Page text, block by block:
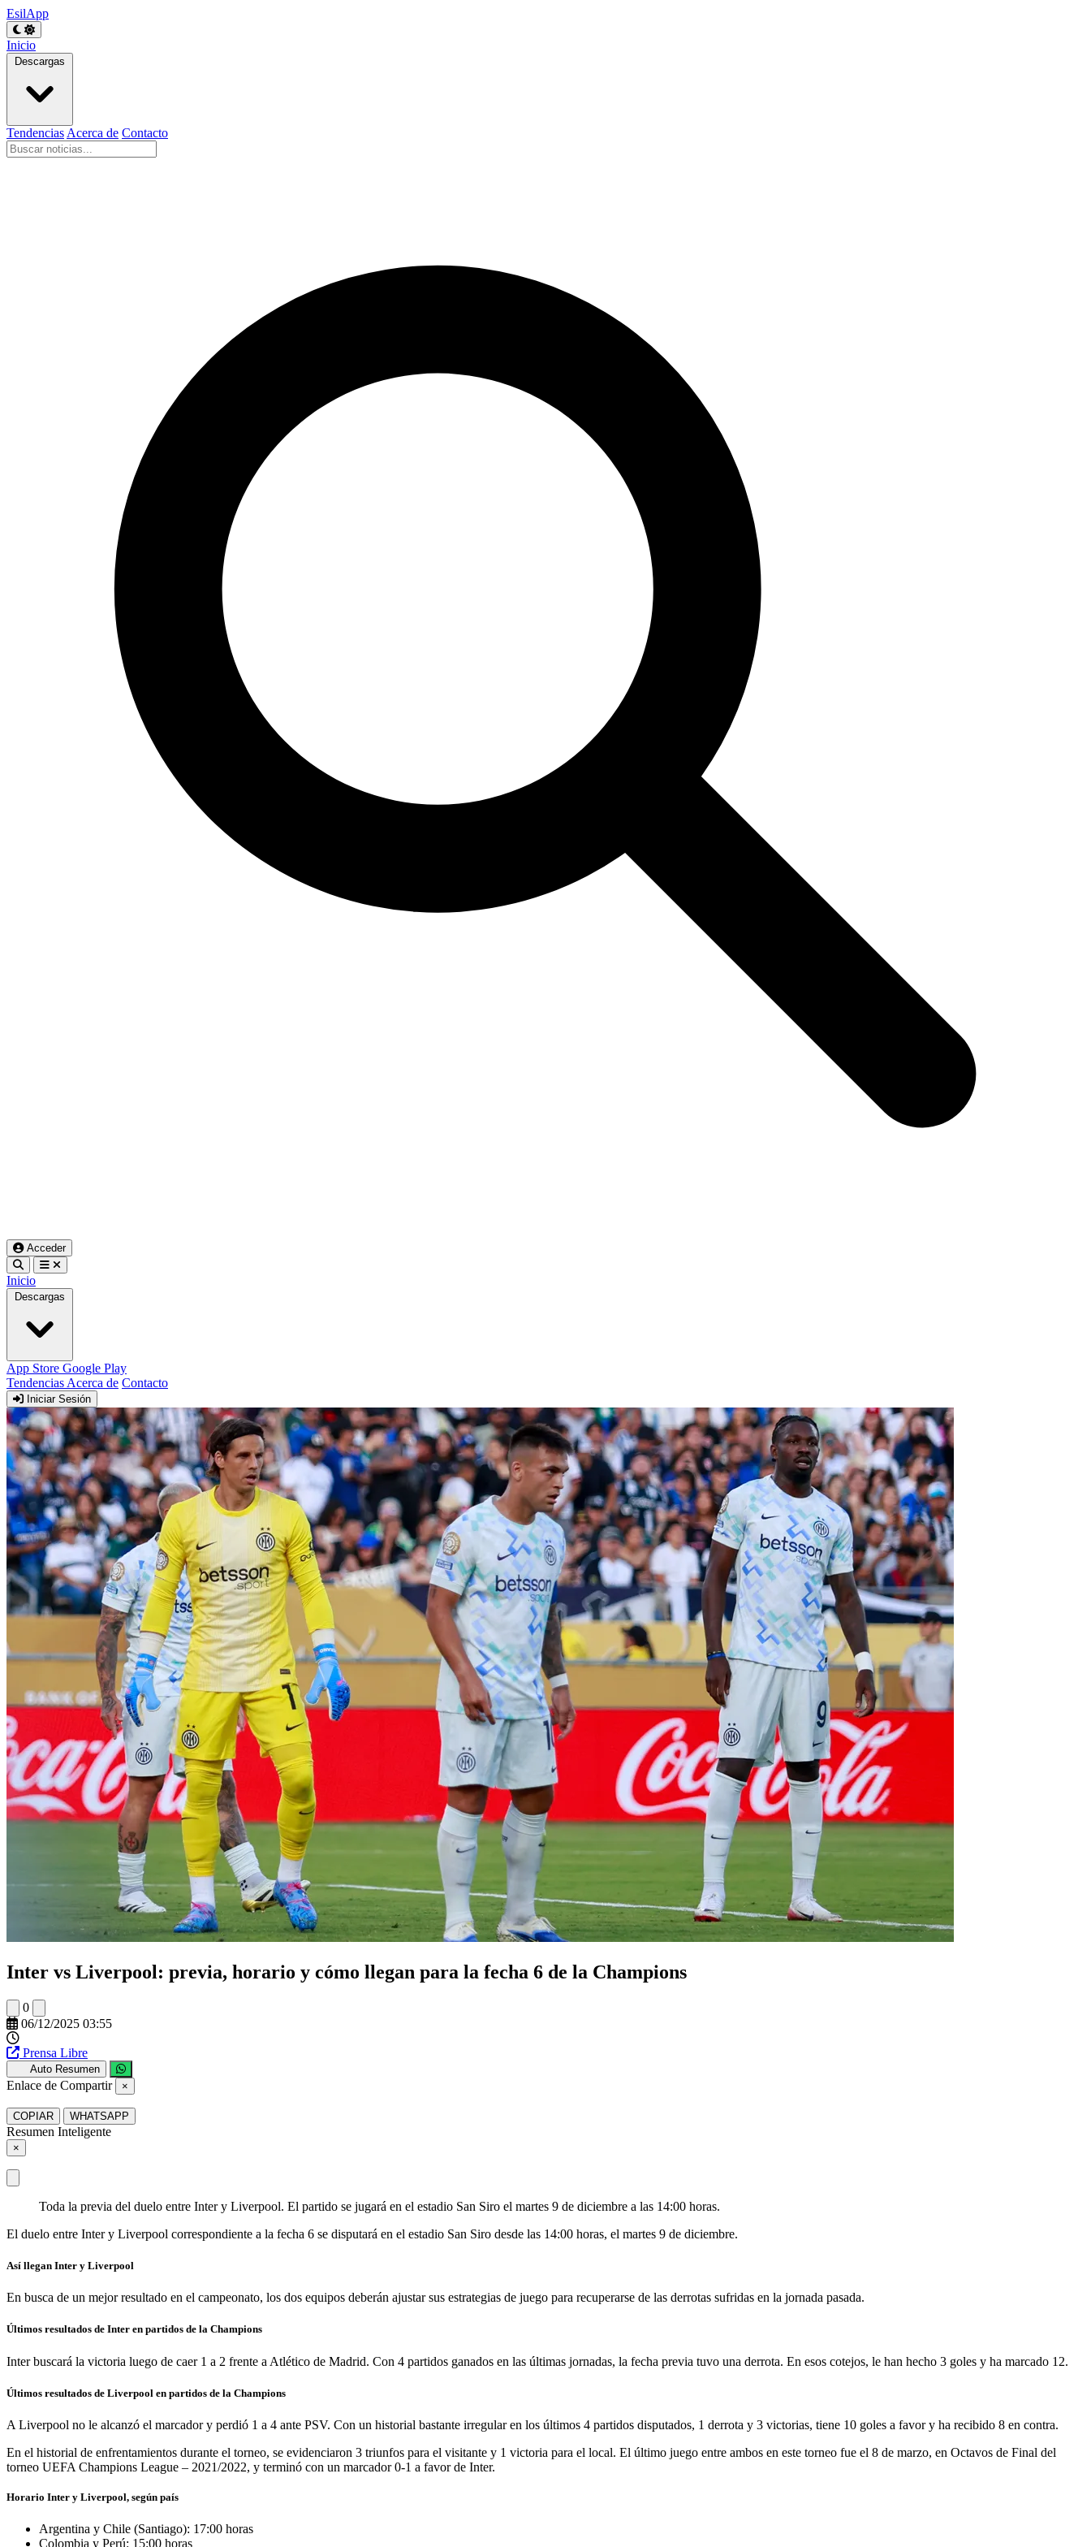
EsilApp
Inicio
Descargas
Tendencias Acerca de Contacto
Acceder
Inicio
Descargas
App Store Google Play
Tendencias Acerca de Contacto
Iniciar Sesión
Inter vs Liverpool: previa, horario y cómo llegan para la fecha 6 de la Champions
0
06/12/2025 03:55
Prensa Libre
Auto Resumen
Enlace de Compartir ×
COPIAR WHATSAPP
Resumen Inteligente
×
Toda la previa del duelo entre Inter y Liverpool. El partido se jugará en el estadio San Siro el martes 9 de diciembre a las 14:00 horas.
El duelo entre Inter y Liverpool correspondiente a la fecha 6 se disputará en el estadio San Siro desde las 14:00 horas, el martes 9 de diciembre.
Así llegan Inter y Liverpool
En busca de un mejor resultado en el campeonato, los dos equipos deberán ajustar sus estrategias de juego para recuperarse de las derrotas sufridas en la jornada pasada.
Últimos resultados de Inter en partidos de la Champions
Inter buscará la victoria luego de caer 1 a 2 frente a Atlético de Madrid. Con 4 partidos ganados en las últimas jornadas, la fecha previa tuvo una derrota. En esos cotejos, le han hecho 3 goles y ha marcado 12.
Últimos resultados de Liverpool en partidos de la Champions
A Liverpool no le alcanzó el marcador y perdió 1 a 4 ante PSV. Con un historial bastante irregular en los últimos 4 partidos disputados, 1 derrota y 3 victorias, tiene 10 goles a favor y ha recibido 8 en contra.
En el historial de enfrentamientos durante el torneo, se evidenciaron 3 triunfos para el visitante y 1 victoria para el local. El último juego entre ambos en este torneo fue el 8 de marzo, en Octavos de Final del
torneo UEFA Champions League – 2021/2022, y terminó con un marcador 0-1 a favor de Inter.
Horario Inter y Liverpool, según país
Argentina y Chile (Santiago): 17:00 horas
Colombia y Perú: 15:00 horas